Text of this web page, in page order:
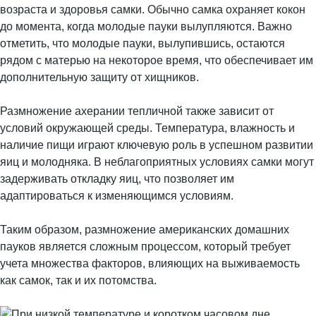
возраста и здоровья самки. Обычно самка охраняет кокон
до момента, когда молодые пауки вылупляются. Важно
отметить, что молодые пауки, вылупившись, остаются
рядом с матерью на некоторое время, что обеспечивает им
дополнительную защиту от хищников.
Размножение ахерании тепличной также зависит от
условий окружающей среды. Температура, влажность и
наличие пищи играют ключевую роль в успешном развитии
яиц и молодняка. В неблагоприятных условиях самки могут
задерживать откладку яиц, что позволяет им
адаптироваться к изменяющимся условиям.
Таким образом, размножение американских домашних
пауков является сложным процессом, который требует
учета множества факторов, влияющих на выживаемость
как самок, так и их потомства.